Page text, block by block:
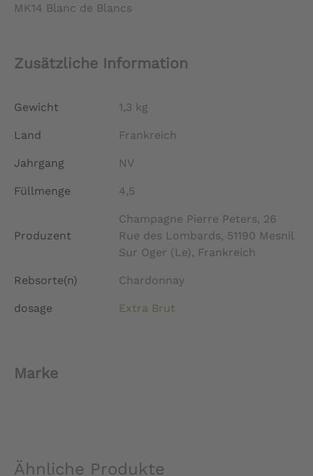
MK14 Blanc de Blancs
Zusätzliche Information
Gewicht 1,3 kg
Land Frankreich
Jahrgang NV
Füllmenge 4,5
Produzent
Champagne Pierre Peters, 26
Rue des Lombards, 51190 Mesnil
Sur Oger (Le), Frankreich
Rebsorte(n) Chardonnay
dosage Extra Brut
Marke
Ähnliche Produkte